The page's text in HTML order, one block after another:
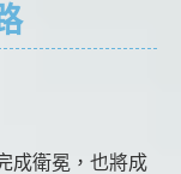
成衛冕，也將成